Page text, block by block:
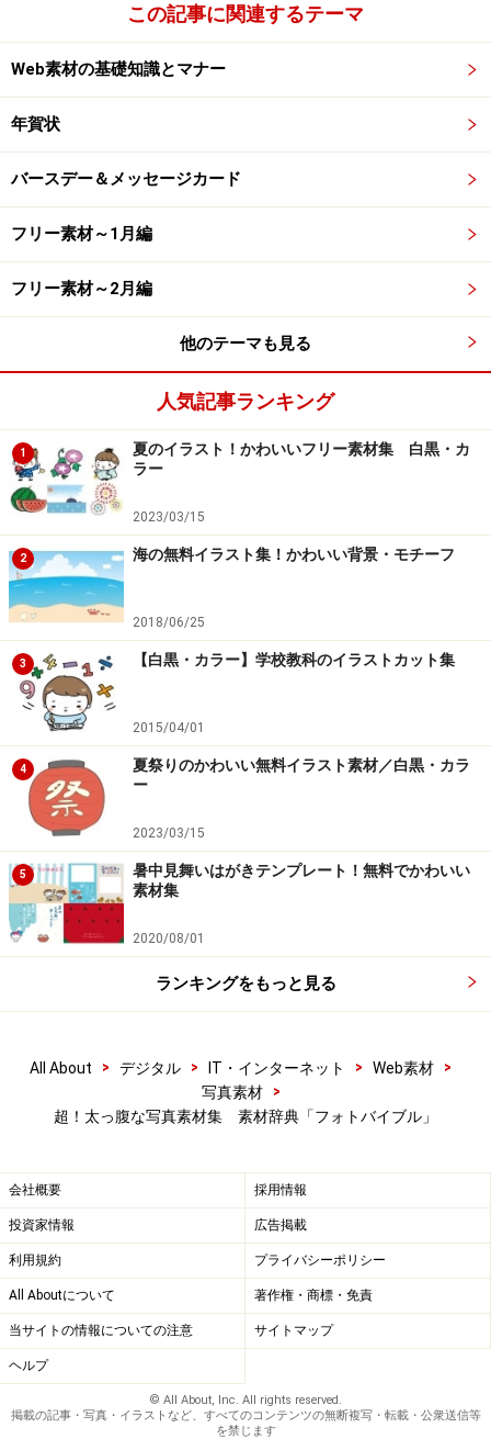
Vol.43 〈老人・福祉編〉 撮影の難しいモチーフのひとつ
ではないでしょうか。
Vol.57 〈金融・通貨編〉 これもある意味、「撮影したく
Vol.72 〈イルカ・クジラ・ペンギン-海の動物編〉 らぶ
りー♪
Vol.89 〈クラフトファミリー-ゆかいな家族編〉 可愛い
Vol.98 〈アフリカの野生動物編〉 ライオンのあっかん
「素材辞典フォトバイブル」についてのお問合せ
株式会社データクラフト
札幌市北区北7条西1丁目1-2 SE山京ビル
TEL.011-707-8335 FAX.011-707-7790
ユーザーサポート：
support@datacraft.co.jp
ホームページ：
製品詳細ページ：
http://www.sozaijiten.com/products/photobible/
関連ガイド記事
「素材辞典」お徳用パッケージ 素材辞典イメージ
ブック
サウンド素材でデジタルコンテンツを盛り上げる！
音・辞典
「いいお顔」の写真で年末年始を飾ろう 「づら道楽
２」で素材を自作！
青空のある風景編
ちょっぴりハッピーになれる写真素材集 素材辞典・
ハートフルギフト編
ード購入
市販のロイヤリティフリー素材を使ってみる(2) 著作
権フリー写真素材・素材辞典
※記事内容は執筆時点のものです。最新の内容をご確認くださ
※OSやアプリ、ソフトのバージョンによっては画面表示、操作方
法が異なる可能性があります。
この記事に関連するテーマ
Web素材の基礎知識とマナー
年賀状
バースデー＆メッセージカード
フリー素材～1月編
フリー素材～2月編
他のテーマも見る
人気記事ランキング
1
夏のイラスト！かわいいフリー素材集 白黒・カ
ラー
2023/03/15
2 海の無料イラスト集！かわいい背景・モチーフ
2018/06/25
3 【白黒・カラー】学校教科のイラストカット集
2015/04/01
4
夏祭りのかわいい無料イラスト素材／白黒・カラ
ー
2023/03/15
5
暑中見舞いはがきテンプレート！無料でかわいい
素材集
2020/08/01
ランキングをもっと見る
All About > デジタル > IT・インターネット > Web素材
>
写真素材
>
超！太っ腹な写真素材集 素材辞典「フォトバイブル」
会社概要 採用情報
投資家情報 広告掲載
利用規約 プライバシーポリシー
All Aboutについて 著作権・商標・免責
当サイトの情報についての注意 サイトマップ
ヘルプ
© All About, Inc. All rights reserved.
掲載の記事・写真・イラストなど、すべてのコンテンツの無断複写・転載・公衆送信等
を禁じます